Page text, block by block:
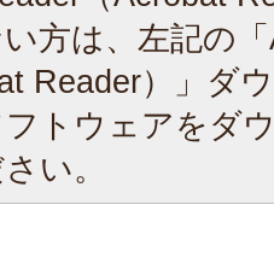
方は、左記の
Reader）」ダ
トウェアをダ
い。